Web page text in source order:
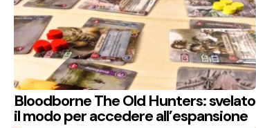
Bloodborne The Old Hunters: svelato
il modo per accedere all’espansione